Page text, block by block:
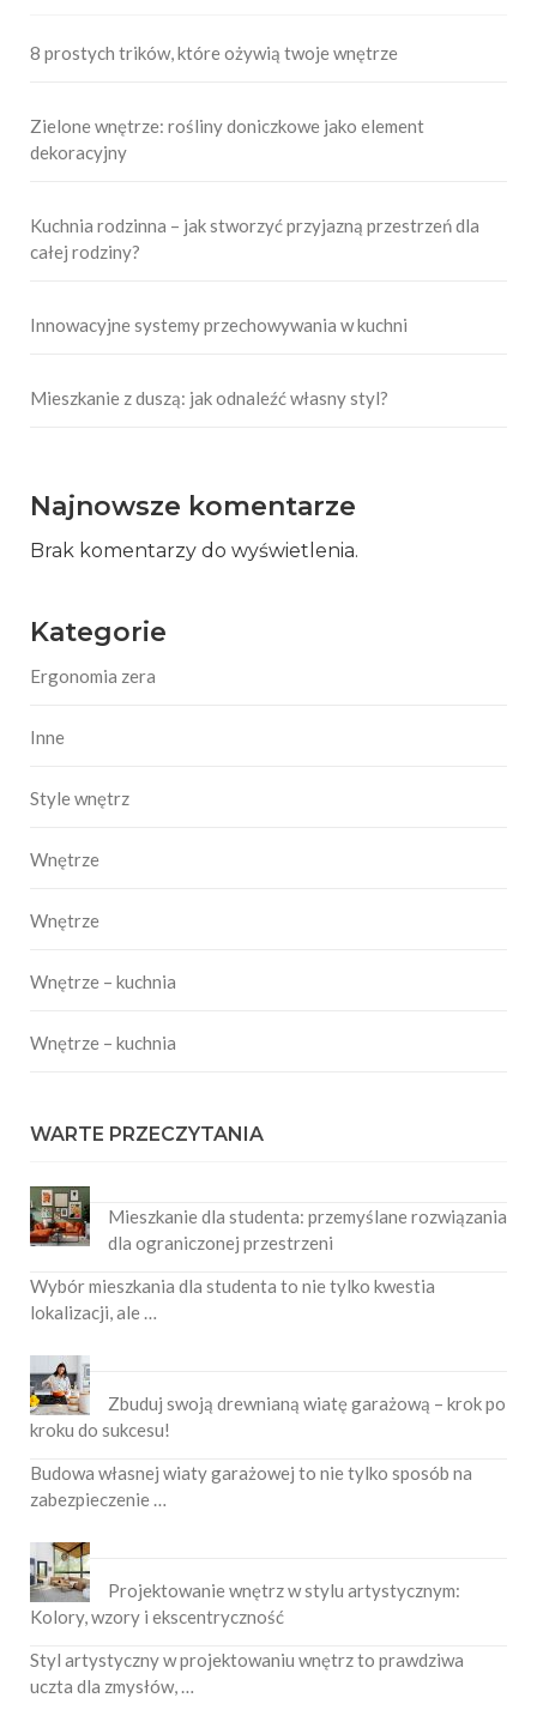
8 prostych trików, które ożywią twoje wnętrze
Zielone wnętrze: rośliny doniczkowe jako element
dekoracyjny
Kuchnia rodzinna – jak stworzyć przyjazną przestrzeń dla
całej rodziny?
Innowacyjne systemy przechowywania w kuchni
Mieszkanie z duszą: jak odnaleźć własny styl?
Najnowsze komentarze
Brak komentarzy do wyświetlenia.
Kategorie
Ergonomia zera
Inne
Style wnętrz
Wnętrze
Wnętrze
Wnętrze – kuchnia
Wnętrze – kuchnia
WARTE PRZECZYTANIA
Mieszkanie dla studenta: przemyślane rozwiązania
dla ograniczonej przestrzeni
Wybór mieszkania dla studenta to nie tylko kwestia
lokalizacji, ale …
Zbuduj swoją drewnianą wiatę garażową – krok po
kroku do sukcesu!
Budowa własnej wiaty garażowej to nie tylko sposób na
zabezpieczenie …
Projektowanie wnętrz w stylu artystycznym:
Kolory, wzory i ekscentryczność
Styl artystyczny w projektowaniu wnętrz to prawdziwa
uczta dla zmysłów, …